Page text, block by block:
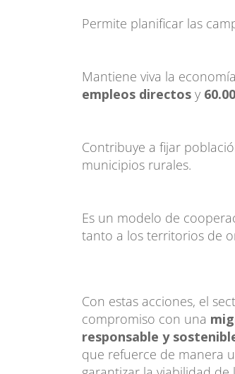
Permite planificar las
Mantiene viva la
empleos directos y
Contribuye a fijar
municipios rurales.
Es un modelo de
tanto a los territorios de
Con estas acciones, el
compromiso con una
responsable y
que refuerce de manera